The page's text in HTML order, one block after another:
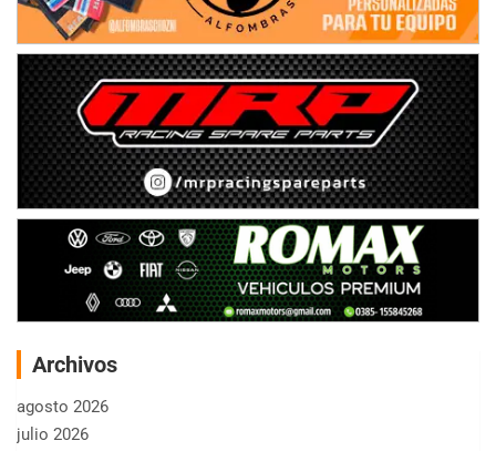
Archivos
agosto 2026
julio 2026